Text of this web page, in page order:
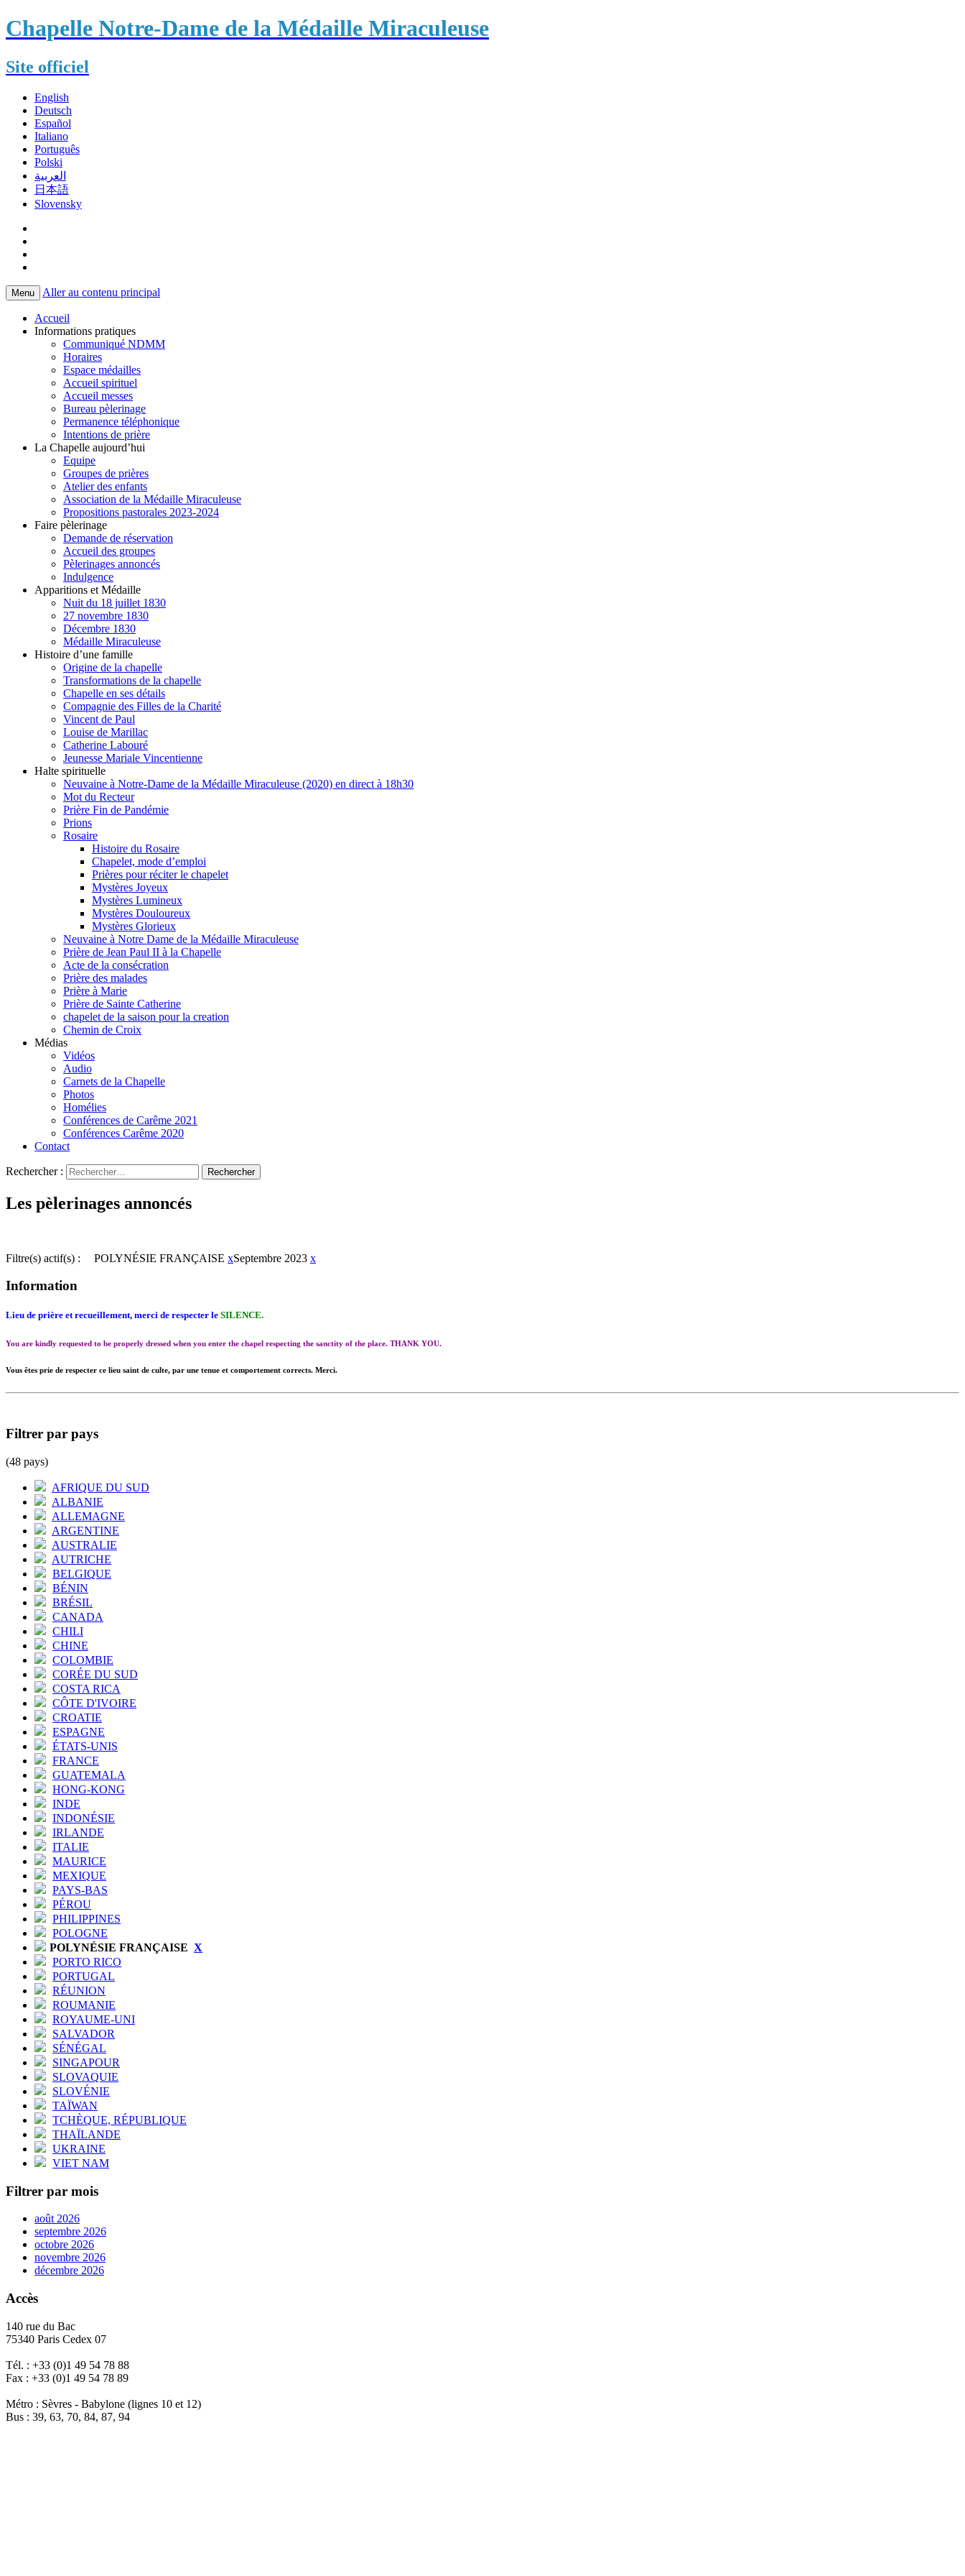
Chapelle Notre-Dame de la Médaille Miraculeuse
Site officiel
English
Deutsch
Español
Italiano
Português
Polski
العربية
日本語
Slovensky
Menu Aller au contenu principal
Accueil
Informations pratiques
Communiqué NDMM
Horaires
Espace médailles
Accueil spirituel
Accueil messes
Bureau pèlerinage
Permanence téléphonique
Intentions de prière
La Chapelle aujourd’hui
Equipe
Groupes de prières
Atelier des enfants
Association de la Médaille Miraculeuse
Propositions pastorales 2023-2024
Faire pèlerinage
Demande de réservation
Accueil des groupes
Pèlerinages annoncés
Indulgence
Apparitions et Médaille
Nuit du 18 juillet 1830
27 novembre 1830
Décembre 1830
Médaille Miraculeuse
Histoire d’une famille
Origine de la chapelle
Transformations de la chapelle
Chapelle en ses détails
Compagnie des Filles de la Charité
Vincent de Paul
Louise de Marillac
Catherine Labouré
Jeunesse Mariale Vincentienne
Halte spirituelle
Neuvaine à Notre-Dame de la Médaille Miraculeuse (2020) en direct à 18h30
Mot du Recteur
Prière Fin de Pandémie
Prions
Rosaire
Histoire du Rosaire
Chapelet, mode d’emploi
Prières pour réciter le chapelet
Mystères Joyeux
Mystères Lumineux
Mystères Douloureux
Mystères Glorieux
Neuvaine à Notre Dame de la Médaille Miraculeuse
Prière de Jean Paul II à la Chapelle
Acte de la consécration
Prière des malades
Prière à Marie
Prière de Sainte Catherine
chapelet de la saison pour la creation
Chemin de Croix
Médias
Vidéos
Audio
Carnets de la Chapelle
Photos
Homélies
Conférences de Carême 2021
Conférences Carême 2020
Contact
Rechercher :
Les pèlerinages annoncés
Filtre(s) actif(s) : POLYNÉSIE FRANÇAISE xSeptembre 2023 x
Information
Lieu de prière et recueillement, merci de respecter le SILENCE.
You are kindly requested to be properly dressed when you enter the chapel respecting the sanctity of the place. THANK YOU.
Vous êtes prie de respecter ce lieu saint de culte, par une tenue et comportement corrects. Merci.
Filtrer par pays
(48 pays)
AFRIQUE DU SUD
ALBANIE
ALLEMAGNE
ARGENTINE
AUSTRALIE
AUTRICHE
BELGIQUE
BÉNIN
BRÉSIL
CANADA
CHILI
CHINE
COLOMBIE
CORÉE DU SUD
COSTA RICA
CÔTE D'IVOIRE
CROATIE
ESPAGNE
ÉTATS-UNIS
FRANCE
GUATEMALA
HONG-KONG
INDE
INDONÉSIE
IRLANDE
ITALIE
MAURICE
MEXIQUE
PAYS-BAS
PÉROU
PHILIPPINES
POLOGNE
POLYNÉSIE FRANÇAISE X
PORTO RICO
PORTUGAL
RÉUNION
ROUMANIE
ROYAUME-UNI
SALVADOR
SÉNÉGAL
SINGAPOUR
SLOVAQUIE
SLOVÉNIE
TAÏWAN
TCHÈQUE, RÉPUBLIQUE
THAÏLANDE
UKRAINE
VIET NAM
Filtrer par mois
août 2026
septembre 2026
octobre 2026
novembre 2026
décembre 2026
Accès
140 rue du Bac
75340 Paris Cedex 07
Tél. : +33 (0)1 49 54 78 88
Fax : +33 (0)1 49 54 78 89
Métro : Sèvres - Babylone (lignes 10 et 12)
Bus : 39, 63, 70, 84, 87, 94